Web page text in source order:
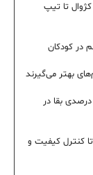
تا تیپ
بهتر می‌گیرند
درمان نوین با نانوذرات پوشیده از قند؛ افزایش ۵۰ درصدی بقا در
کنترل کیفیت و